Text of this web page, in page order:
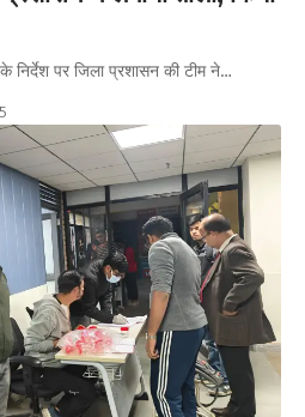
निर्देश पर जिला प्रशासन की टीम ने…